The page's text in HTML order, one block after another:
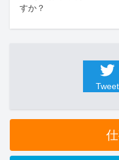
すか？
Tweet